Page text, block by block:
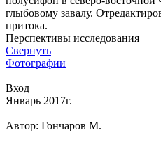
глыбовому завалу.
притока.
Перспективы исследования
Свернуть
Фотографии
Вход
Январь 2017г.
Автор: Гончаров М.